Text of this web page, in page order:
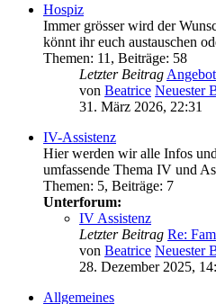
Hospiz
Immer grösser wird der
könnt ihr euch austauschen
Themen: 11 , Beiträge: 58
Letzter Beitrag
von Beatrice Neuester
31. März 2026, 22:31
IV-Assistenz
Hier werden wir alle Infos
umfassende Thema IV und
Themen: 5, Beiträge: 7
Unterforum:
IV Assistenz
Letzter Beitrag Re:
von Beatrice Neuester
28. Dezember 2025,
Allgemeines